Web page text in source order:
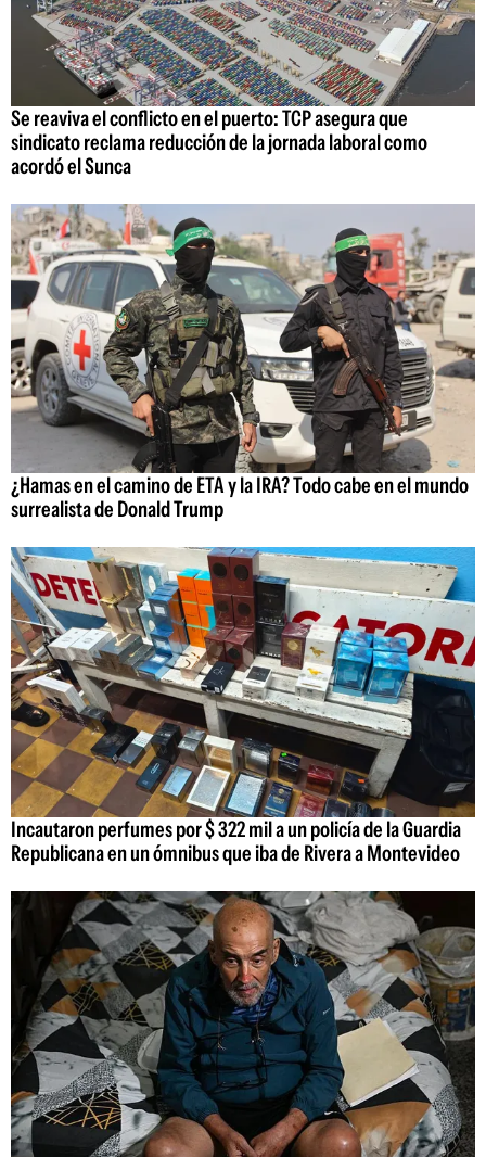
Se reaviva el conflicto en el puerto: TCP asegura que
sindicato reclama reducción de la jornada laboral como
acordó el Sunca
¿Hamas en el camino de ETA y la IRA? Todo cabe en el mundo
surrealista de Donald Trump
Incautaron perfumes por $ 322 mil a un policía de la Guardia
Republicana en un ómnibus que iba de Rivera a Montevideo